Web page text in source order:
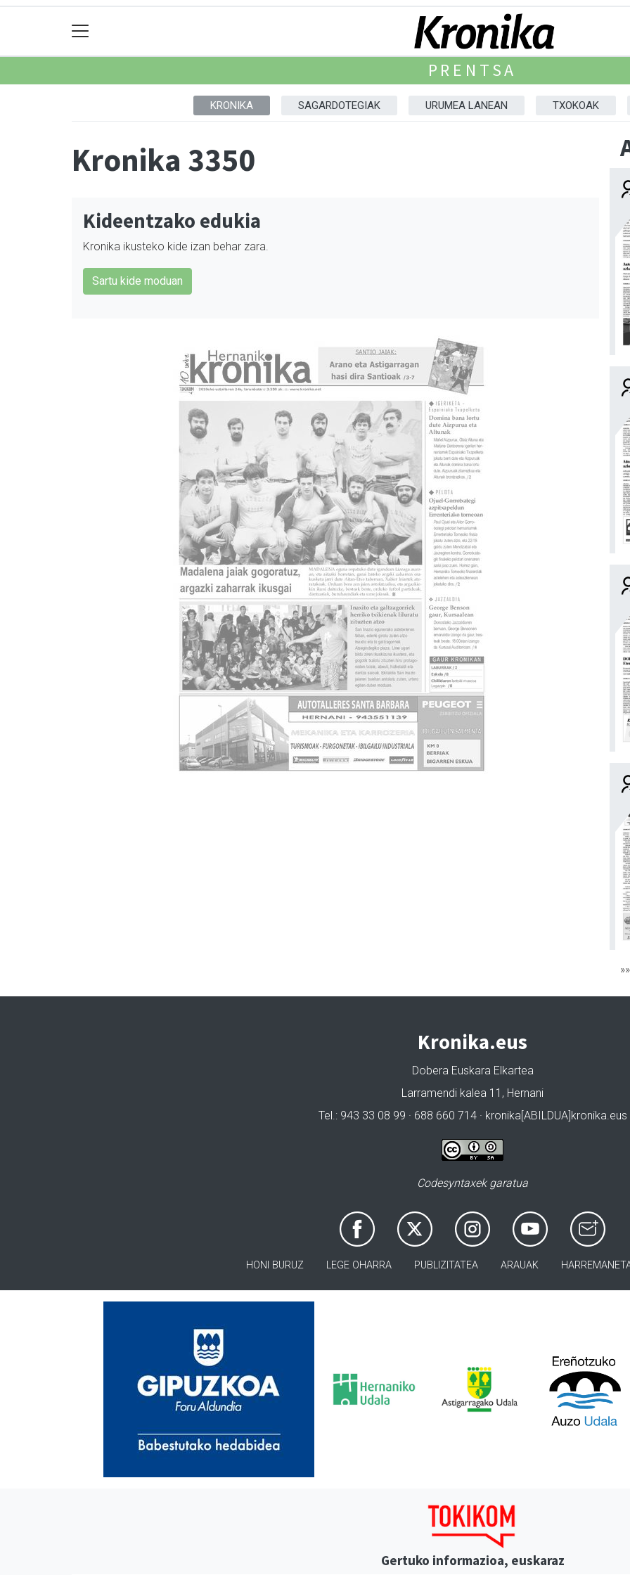
PRENTSA
KRONIKA SAGARDOTEGIAK URUMEA LANEAN TXOKOAK
Kronika 3350
Kideentzako edukia
Kronika ikusteko kide izan behar zara.
Sartu kide moduan
»»
Kronika.eus
Dobera Euskara Elkartea
Larramendi kalea 11, Hernani
Tel.: 943 33 08 99 · 688 660 714 · kronika[ABILDUA]kronika.eus
Codesyntaxek garatua
HONI BURUZ LEGE OHARRA PUBLIZITATEA ARAUAK
Gertuko informazioa, euskaraz